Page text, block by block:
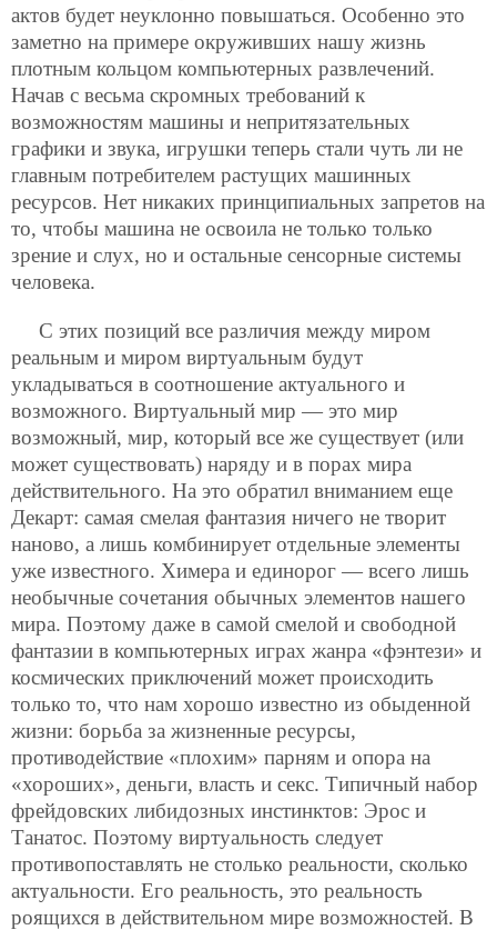
актов будет неуклонно повышаться. Особенно это
заметно на примере окруживших нашу жизнь
плотным кольцом компьютерных развлечений.
Начав с весьма скромных требований к
возможностям машины и непритязательных
графики и звука, игрушки теперь стали чуть ли не
главным потребителем растущих машинных
ресурсов. Нет никаких принципиальных запретов на
то, чтобы машина не освоила не только только
зрение и слух, но и остальные сенсорные системы
человека.
С этих позиций все различия между миром
реальным и миром виртуальным будут
укладываться в соотношение актуального и
возможного. Виртуальный мир — это мир
возможный, мир, который все же существует (или
может существовать) наряду и в порах мира
действительного. На это обратил вниманием еще
Декарт: самая смелая фантазия ничего не творит
наново, а лишь комбинирует отдельные элементы
уже известного. Химера и единорог — всего лишь
необычные сочетания обычных элементов нашего
мира. Поэтому даже в самой смелой и свободной
фантазии в компьютерных играх жанра «фэнтези» и
космических приключений может происходить
только то, что нам хорошо известно из обыденной
жизни: борьба за жизненные ресурсы,
противодействие «плохим» парням и опора на
«хороших», деньги, власть и секс. Типичный набор
фрейдовских либидозных инстинктов: Эрос и
Танатос. Поэтому виртуальность следует
противопоставлять не столько реальности, сколько
актуальности. Его реальность, это реальность
роящихся в действительном мире возможностей. В